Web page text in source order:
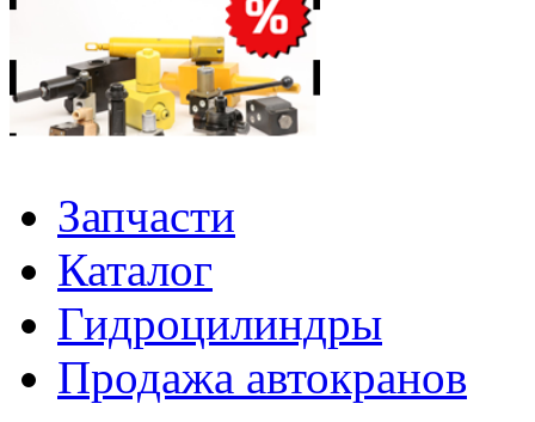
Запчасти
Каталог
Гидроцилиндры
Продажа автокранов